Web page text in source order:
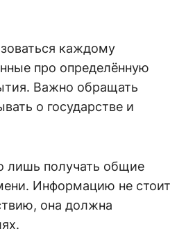
каждому
про определённую
Важно обращать
о государстве и
лишь получать общие
Информацию не стоит
она должна